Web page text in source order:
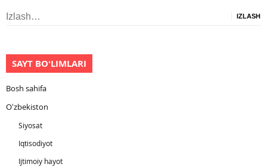
Izlash:
SAYT BOʻLIMLARI
Bosh sahifa
Oʻzbekiston
Siyosat
Iqtisodiyot
Ijtimoiy hayot